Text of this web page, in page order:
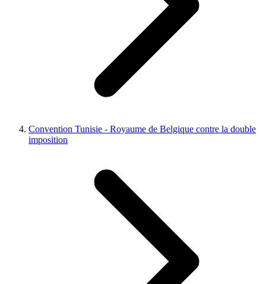
Convention Tunisie - Royaume de Belgique contre la double
imposition